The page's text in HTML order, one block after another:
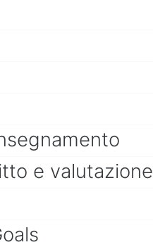
e valutazione